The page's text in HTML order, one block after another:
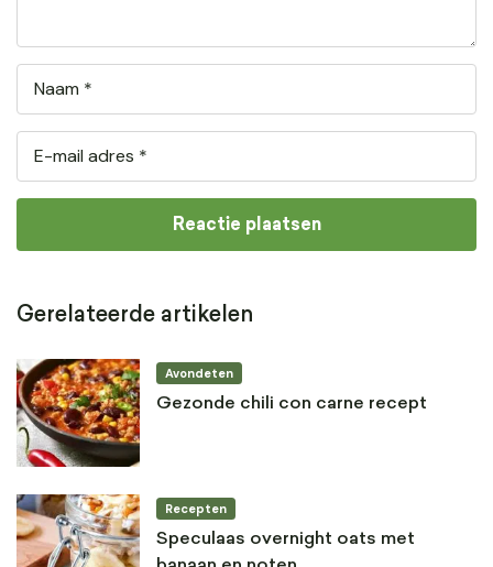
Gerelateerde artikelen
Avondeten
Gezonde chili con carne recept
Recepten
Speculaas overnight oats met